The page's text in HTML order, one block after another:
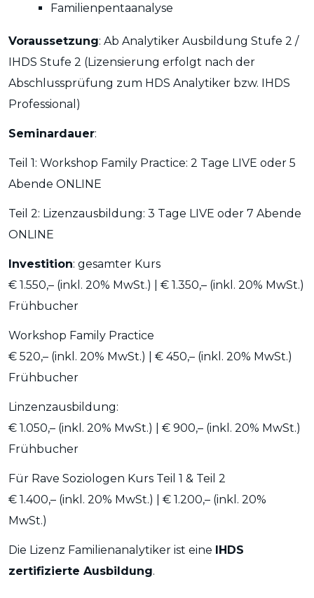
Familienpentaanalyse
Voraussetzung: Ab Analytiker Ausbildung Stufe 2 /
IHDS Stufe 2 (Lizensierung erfolgt nach der
Abschlussprüfung zum HDS Analytiker bzw. IHDS
Professional)
Seminardauer:
Teil 1: Workshop Family Practice: 2 Tage LIVE oder 5
Abende ONLINE
Teil 2: Lizenzausbildung: 3 Tage LIVE oder 7 Abende
ONLINE
Investition: gesamter Kurs
€ 1.550,– (inkl. 20% MwSt.) | € 1.350,– (inkl. 20% MwSt.)
Frühbucher
Workshop Family Practice
€ 520,– (inkl. 20% MwSt.) | € 450,– (inkl. 20% MwSt.)
Frühbucher
Linzenzausbildung:
€ 1.050,– (inkl. 20% MwSt.) | € 900,– (inkl. 20% MwSt.)
Frühbucher
Für Rave Soziologen Kurs Teil 1 & Teil 2
€ 1.400,– (inkl. 20% MwSt.) | € 1.200,– (inkl. 20%
MwSt.)
Die Lizenz Familienanalytiker ist eine IHDS
zertifizierte Ausbildung.